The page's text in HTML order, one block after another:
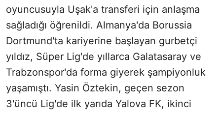
oyuncusuyla Uşak'a transferi için anlaşma
sağladığı öğrenildi. Almanya'da Borussia
Dortmund'ta kariyerine başlayan gurbetçi
yıldız, Süper Lig'de yıllarca Galatasaray ve
Trabzonspor'da forma giyerek şampiyonluk
yaşamıştı. Yasin Öztekin, geçen sezon
3'üncü Lig'de ilk yarıda Yalova FK, ikinci